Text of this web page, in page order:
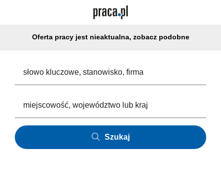
Oferta pracy jest nieaktualna, zobacz podobne
Szukaj